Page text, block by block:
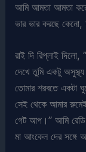
আমি আমতা আমতা করে
ভার ভার করছে
রাই দি রিপ্লাই দিলো,
দেখে তুমি একটু
তোমার শরবতে একটা
সেই থেকে আমার
গেট আপ।” আমি রেডি
মা আংকেল দের সঙ্গে